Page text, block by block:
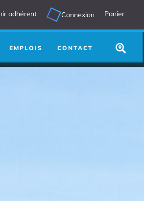
adhérent Connexion Panier
EMPLOIS CONTACT
Search
...